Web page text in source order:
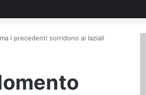
i precedenti sorridono ai laziali